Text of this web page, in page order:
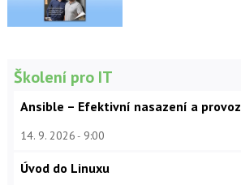
Školení pro IT
Ansible – Efektivní nasazení a provoz
14. 9. 2026 9:00
Úvod do Linuxu